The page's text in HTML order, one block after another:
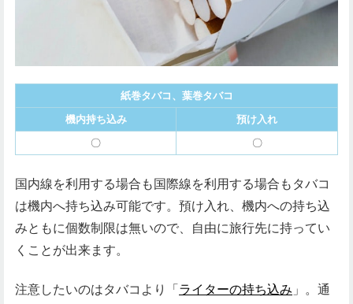
紙巻タバコ、葉巻タバコ
機内持ち込み
預け入れ
〇
〇
国内線を利用する場合も国際線を利用する場合もタバコ
は機内へ持ち込み可能です。預け入れ、機内への持ち込
みともに個数制限は無いので、自由に旅行先に持ってい
くことが出来ます。
注意したいのはタバコより「 ライターの持ち込み 」。通